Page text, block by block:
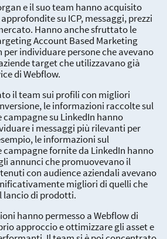
e il suo team hanno acquisito
su ICP, messaggi, prezzi
Hanno anche sfruttato le
Account Based Marketing
per individuare persone che avevano
target che utilizzavano già
di Webflow.
il team sui profili con migliori
le informazioni raccolte sul
su LinkedIn hanno
i messaggi più rilevanti per
le informazioni sul
campagne fornite da LinkedIn hanno
annunci che promuovevano il
con audience aziendali avevano
migliori di quelli che
lancio di prodotti.
hanno permesso a Webflow di
approccio e ottimizzare gli asset e